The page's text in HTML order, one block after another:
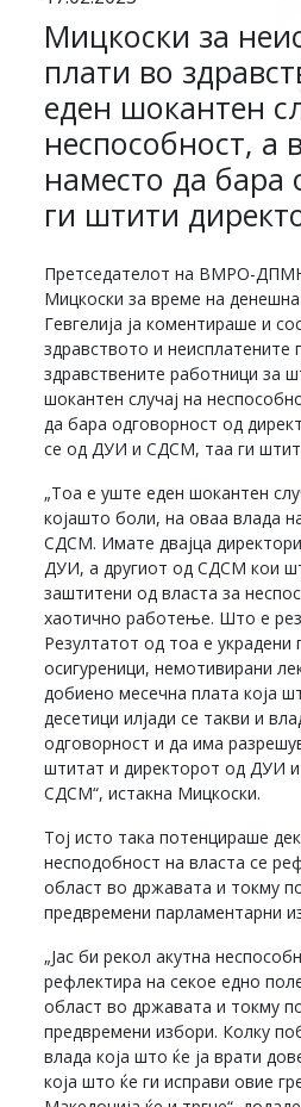
Мицкоски за
плати во
еден шокантен
неспособност, а
наместо да бара
ги штити
Претседателот на ВМРО-
Мицкоски за време на
Гевгелија ја коментираше и
здравството и неисплатените
здравствените работници за
шокантен случај на
да бара одговорност од
се од ДУИ и СДСМ, таа ги
„Тоа е уште еден шокантен
којашто боли, на оваа влада
СДСМ. Имате двајца
ДУИ, а другиот од СДСМ кои
заштитени од власта за
хаотично работење. Што е
Резултатот од тоа е украдени
осигуреници, немотивирани
добиено месечна плата која
десетици илјади се такви и
одговорност и да има
штитат и директорот од ДУИ
СДСМ“, истакна Мицкоски.
Тој исто така потенцираше
несподобност на власта се
област во државата и токму
предвремени парламентарни
„Јас би рекол акутна
рефлектира на секое едно
област во државата и токму
предвремени избори. Колку
влада која што ќе ја врати
која што ќе ги исправи овие